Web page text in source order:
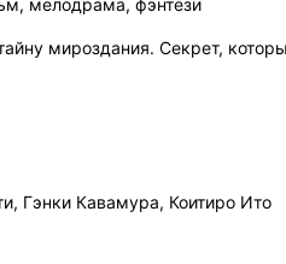
, мелодрама, фэнтези
мироздания. Секрет,
, Гэнки Кавамура, Коитиро Ито